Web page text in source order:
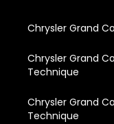
Chrysler Grand
Chrysler Grand
Technique
Chrysler Grand
Technique